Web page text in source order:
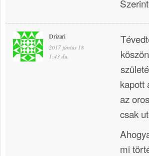
Drizari
2017 június 18
1:43 du.
kapott
az
csak
mi